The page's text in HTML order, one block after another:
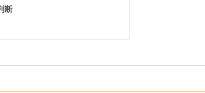
断